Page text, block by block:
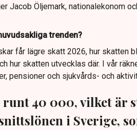
Jacob Öljemark, nationalekonom
trenden?
får lägre skatt 2026, hur skatten
hur skatten utvecklas där. I vår
pensioner och sjukvårds- och
runt 40 000, vilket är
i Sverige,